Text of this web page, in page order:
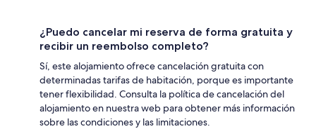
¿Puedo cancelar mi reserva de forma gratuita y
recibir un reembolso completo?
Sí, este alojamiento ofrece cancelación gratuita con
determinadas tarifas de habitación, porque es importante
tener flexibilidad. Consulta la política de cancelación del
alojamiento en nuestra web para obtener más información
sobre las condiciones y las limitaciones.